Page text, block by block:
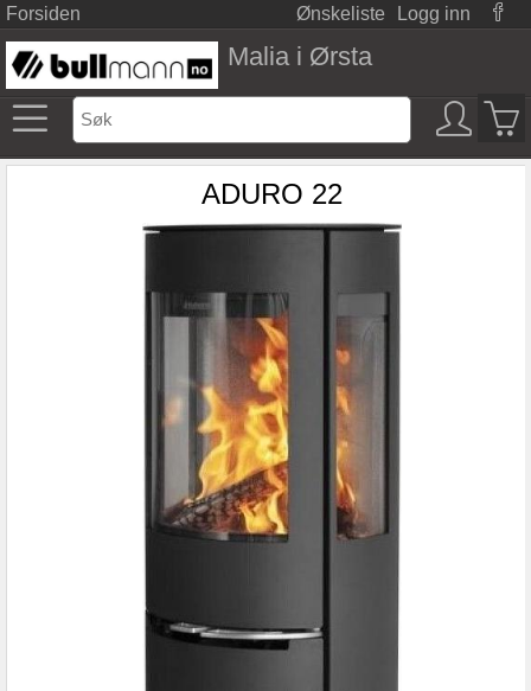
Forsiden Ønskeliste Logg inn
Malia i Ørsta
ADURO 22